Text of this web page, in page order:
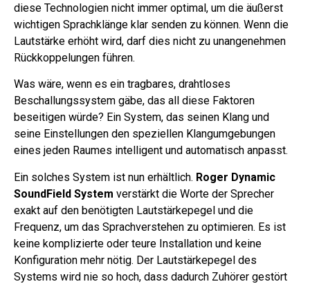
diese Technologien nicht immer optimal, um die äußerst
wichtigen Sprachklänge klar senden zu können. Wenn die
Lautstärke erhöht wird, darf dies nicht zu unangenehmen
Rückkoppelungen führen.
Was wäre, wenn es ein tragbares, drahtloses
Beschallungssystem gäbe, das all diese Faktoren
beseitigen würde? Ein System, das seinen Klang und
seine Einstellungen den speziellen Klangumgebungen
eines jeden Raumes intelligent und automatisch anpasst.
Ein solches System ist nun erhältlich. Roger Dynamic
SoundField System verstärkt die Worte der Sprecher
exakt auf den benötigten Lautstärkepegel und die
Frequenz, um das Sprachverstehen zu optimieren. Es ist
keine komplizierte oder teure Installation und keine
Konfiguration mehr nötig. Der Lautstärkepegel des
Systems wird nie so hoch, dass dadurch Zuhörer gestört